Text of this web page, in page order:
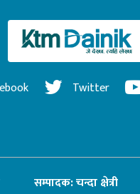
Twitter
सम्पादक: चन्दा क्षेत्री